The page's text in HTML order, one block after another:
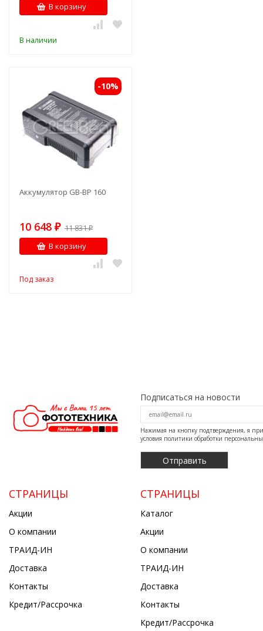
В корзину
В наличии
-10%
Аккумулятор GB-BP 160
10 648 ₽ 11 831₽
В корзину
Под заказ
Подписаться на новости
Нажимая на кнопку подтверждения, я
условия политики обработки
СТРАНИЦЫ
Акции
О компании
ТРАИД-ИН
Доставка
Контакты
Кредит/Рассрочка
СТРАНИЦЫ
Каталог
Акции
О компании
ТРАИД-ИН
Доставка
Контакты
Кредит/Рассрочка